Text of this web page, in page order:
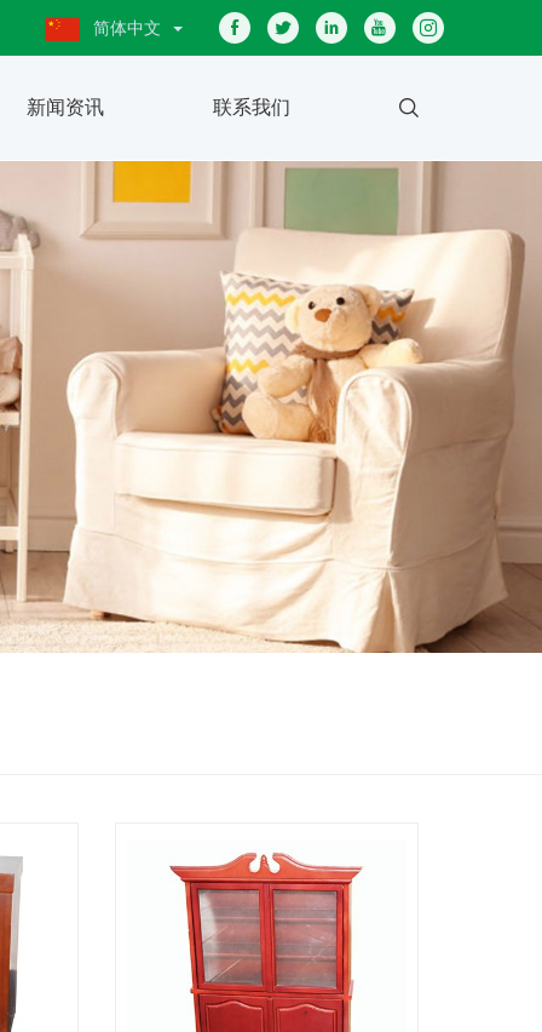
简体中文
新闻资讯 联系我们